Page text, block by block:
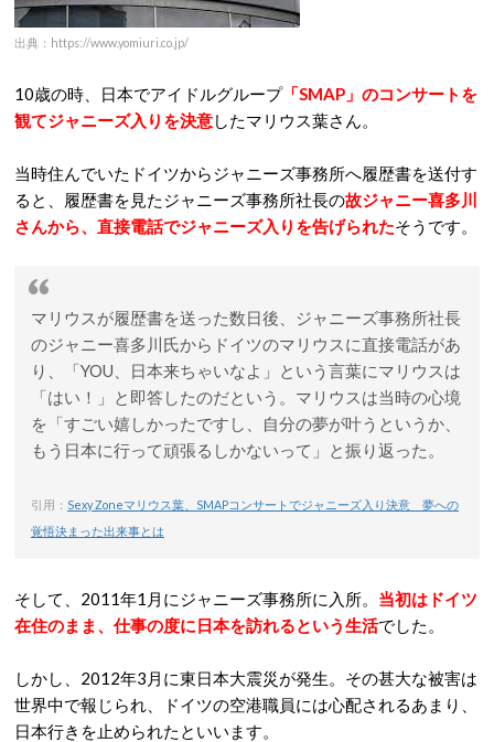
出典：https://www.yomiuri.co.jp/
10歳の時、日本でアイドルグループ「SMAP」のコンサートを
観てジャニーズ入りを決意したマリウス葉さん。
当時住んでいたドイツからジャニーズ事務所へ履歴書を送付す
ると、履歴書を見たジャニーズ事務所社長の故ジャニー喜多川
さんから、直接電話でジャニーズ入りを告げられたそうです。
マリウスが履歴書を送った数日後、ジャニーズ事務所社長
のジャニー喜多川氏からドイツのマリウスに直接電話があ
り、「YOU、日本来ちゃいなよ」という言葉にマリウスは
「はい！」と即答したのだという。マリウスは当時の心境
を「すごい嬉しかったですし、自分の夢が叶うというか、
もう日本に行って頑張るしかないって」と振り返った。
引用： Sexy Zoneマリウス葉、SMAPコンサートでジャニーズ入り決意 夢への
覚悟決まった出来事とは
そして、2011年1月にジャニーズ事務所に入所。 当初はドイツ
在住のまま、仕事の度に日本を訪れるという生活でした。
しかし、2012年3月に東日本大震災が発生。その甚大な被害は
世界中で報じられ、ドイツの空港職員には心配されるあまり、
日本行きを止められたといいます。